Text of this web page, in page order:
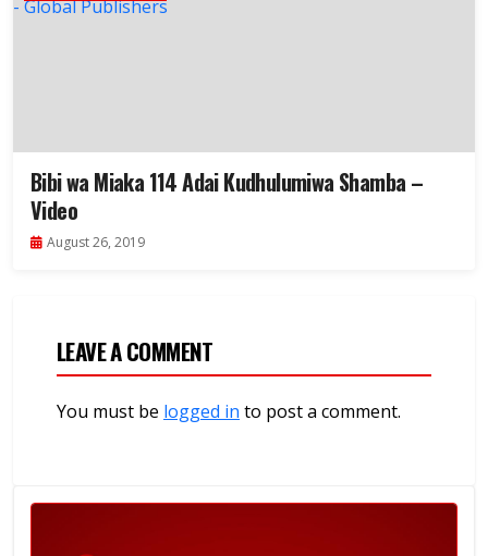
Bibi wa Miaka 114 Adai Kudhulumiwa Shamba –
Video
August 26, 2019
LEAVE A COMMENT
You must be logged in to post a comment.